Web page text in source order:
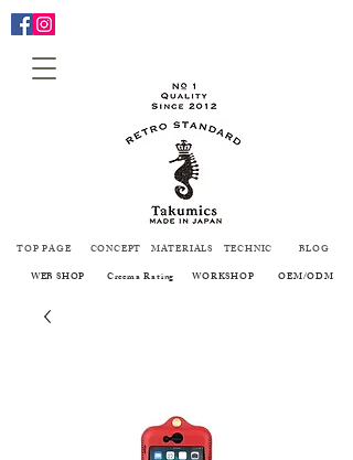
TOP PAGE CONCEPT MATERIALS TECHNIC
BLOG
WEB SHOP
Creema Rating WORKSHOP OEM/ODM